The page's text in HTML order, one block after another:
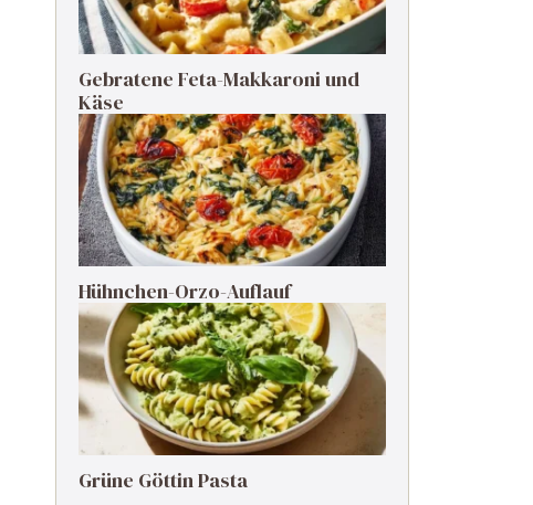
Gebratene Feta-Makkaroni und
Käse
Hühnchen-Orzo-Auflauf
Grüne Göttin Pasta